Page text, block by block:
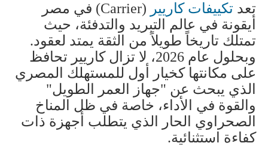
تعد تكييفات كاريير (Carrier) في مصر
أيقونة في عالم التبريد والتدفئة، حيث
تمتلك تاريخاً طويلاً من الثقة يمتد لعقود.
وبحلول عام 2026، لا تزال كاريير تحافظ
على مكانتها كخيار أول للمستهلك المصري
الذي يبحث عن "جهاز العمر الطويل"
والقوة في الأداء، خاصة في ظل المناخ
الصحراوي الحار الذي يتطلب أجهزة ذات
كفاءة استثنائية.